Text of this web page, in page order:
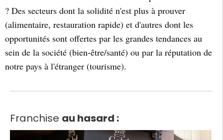
? Des secteurs dont la solidité n'est plus à prouver
(alimentaire, restauration rapide) et d'autres dont les
opportunités sont offertes par les grandes tendances au
sein de la société (bien-être/santé) ou par la réputation de
notre pays à l'étranger (tourisme).
Franchise au hasard :